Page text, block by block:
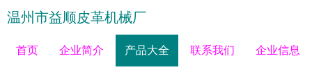
温州市益顺皮革机械厂
首页 企业简介 产品大全 联系我们 企业信息